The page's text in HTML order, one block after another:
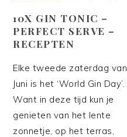
10X GIN TONIC –
PERFECT SERVE –
RECEPTEN
Elke tweede zaterdag van
Juni is het ‘World Gin Day’.
Want in deze tijd kun je
genieten van het lente
zonnetje, op het terras,